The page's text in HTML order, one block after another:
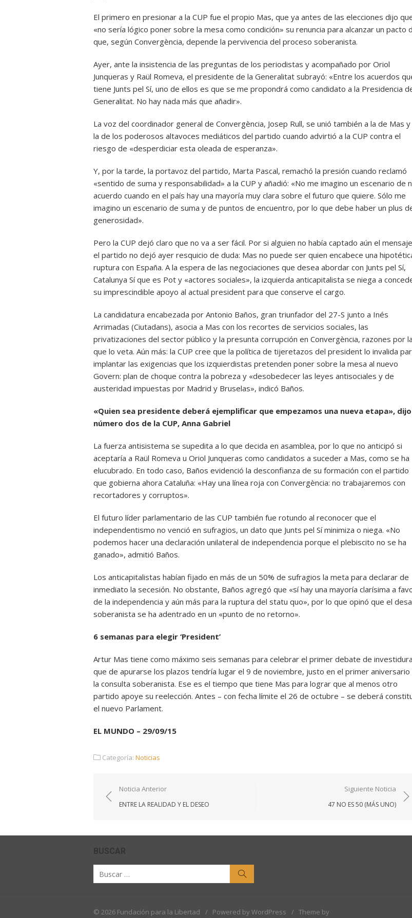
El primero en presionar a la CUP fue el propio Mas, que ya antes de las elecciones dijo
«no sería lógico poner sobre la mesa como condición» su renuncia para alcanzar un pacto
que, según Convergència, depende la pervivencia del proceso soberanista.
Ayer, ante la insistencia de las preguntas de los periodistas y acompañado por Oriol
Junqueras y Raül Romeva, el presidente de la Generalitat subrayó: «Entre los acuerdos
tiene Junts pel Sí, uno de ellos es que se me propondrá como candidato a la Presidencia
Generalitat. No hay nada más que añadir».
La voz del coordinador general de Convergència, Josep Rull, se unió también a la de Mas y
la de los poderosos altavoces mediáticos del partido cuando advirtió a la CUP contra el
riesgo de «desperdiciar esta oleada de esperanza».
Y, por la tarde, la portavoz del partido, Marta Pascal, remachó la presión cuando reclamó
«sentido de suma y responsabilidad» a la CUP y añadió: «No me imagino un escenario de
acuerdo cuando en el país hay una mayoría muy clara sobre el futuro que quiere. Sólo me
imagino un escenario de suma y de puntos de encuentro, por lo que debe haber un plus
generosidad».
Pero la CUP dejó claro que no va a ser fácil. Por si alguien no había captado aún el
el partido no dejó ayer resquicio de duda: Mas no puede ser quien encabece una
ruptura con España. A la espera de las negociaciones que desea abordar con Junts pel Sí,
Catalunya Sí que es Pot y «actores sociales», la izquierda anticapitalista se niega a
su imprescindible apoyo al actual president para que conserve el cargo.
La candidatura encabezada por Antonio Baños, gran triunfador del 27-S junto a Inés
Arrimadas (Ciutadans), asocia a Mas con los recortes de servicios sociales, las
privatizaciones del sector público y la presunta corrupción en Convergència, razones por
que lo veta. Aún más: la CUP cree que la política de tijeretazos del president lo invalida
implantar las exigencias que los izquierdistas pretenden poner sobre la mesa al nuevo
Govern: plan de choque contra la pobreza y «desobedecer las leyes antisociales y de
austeridad impuestas por Madrid y Bruselas», indicó Baños.
«Quien sea presidente deberá ejemplificar que empezamos una nueva etapa»,
número dos de la CUP, Anna Gabriel
La fuerza antisistema se supedita a lo que decida en asamblea, por lo que no anticipó si
aceptaría a Raül Romeva u Oriol Junqueras como candidatos a suceder a Mas, como se ha
elucubrado. En todo caso, Baños evidenció la desconfianza de su formación con el partido
que gobierna ahora Cataluña: «Hay una línea roja con Convergència: no trabajaremos con
recortadores y corruptos».
El futuro líder parlamentario de las CUP también fue rotundo al reconocer que el
independentismo no venció en sufragios, un dato que Junts pel Sí minimiza o niega. «No
podemos hacer una declaración unilateral de independencia porque el plebiscito no se ha
ganado», admitió Baños.
Los anticapitalistas habían fijado en más de un 50% de sufragios la meta para declarar de
inmediato la secesión. No obstante, Baños agregó que «sí hay una mayoría clarísima a
de la independencia y aún más para la ruptura del statu quo», por lo que opinó que el
soberanista se ha adentrado en un «punto de no retorno».
6 semanas para elegir ‘President’
Artur Mas tiene como máximo seis semanas para celebrar el primer debate de
que de apurarse los plazos tendría lugar el 9 de noviembre, justo en el primer aniversario
la consulta soberanista. Ese es el tiempo que tiene Mas para lograr que al menos otro
partido apoye su reelección. Antes – con fecha límite el 26 de octubre – se deberá
el nuevo Parlament.
EL MUNDO – 29/09/15
Categoría: Noticias
Navegación
de
Noticia Anterior
ENTRE LA REALIDAD Y EL DESEO
Siguiente Noticia
47 NO ES 50 (MÁS UNO)
BUSCAR
Buscar
por:
© 2026 Fundación para la Libertad / Powered by WordPress / Theme by